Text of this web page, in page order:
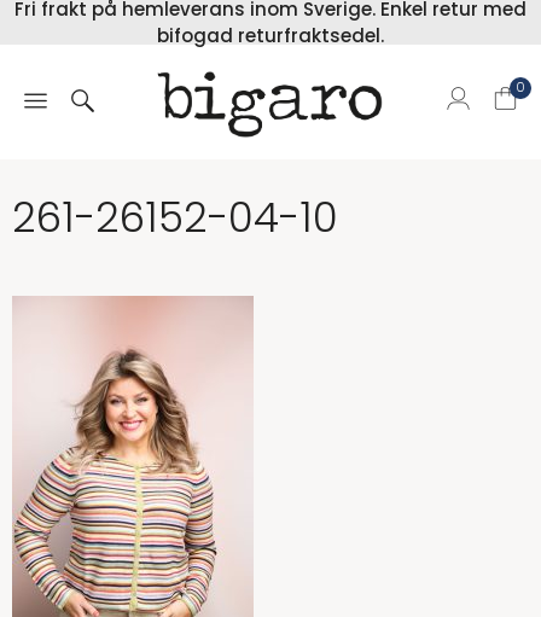
Fri frakt på hemleverans inom Sverige. Enkel retur med
bifogad returfraktsedel.
0
261-26152-04-10